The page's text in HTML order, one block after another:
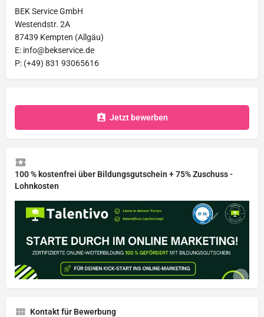
BEK Service GmbH
Westendstr. 2A
87439 Kempten (Allgäu)
E: info@bekservice.de
P: (+49) 831 93065616
Jetzt bewerben
100 % kostenfrei über Bildungsgutschein + 75% Zuschuss -
Lohnkosten
Kontakt für Bewerbung